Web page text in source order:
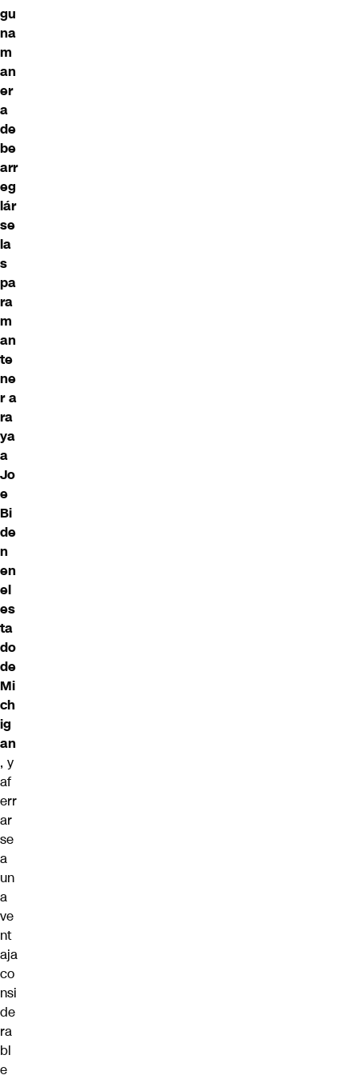
gu
na
m
an
er
a
de
be
arr
eg
lár
se
la
s
pa
ra
m
an
te
ne
r a
ra
ya
a
Jo
e
Bi
de
n
en
el
es
ta
do
de
Mi
ch
ig
an
, y
af
err
ar
se
a
un
a
ve
nt
aja
co
nsi
de
ra
bl
e